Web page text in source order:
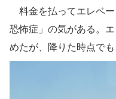
料金を払ってエレベー
恐怖症」の気がある。
めたが、降りた時点でも